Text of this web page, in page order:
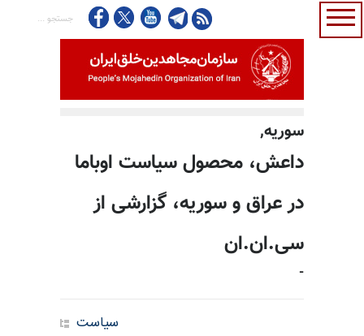
سوريه,
داعش، محصول سیاست اوباما
در عراق و سوریه، گزارشی از
سی.ان.ان
-
سیاست